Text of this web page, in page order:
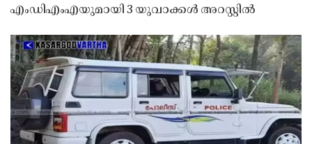
എംഡിഎംഎയുമായി 3 യുവാക്കൾ അറസ്റ്റിൽ